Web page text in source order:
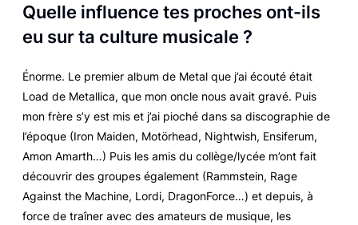
Quelle influence tes proches ont-ils
eu sur ta culture musicale ?
Énorme. Le premier album de Metal que j’ai écouté était
Load de Metallica, que mon oncle nous avait gravé. Puis
mon frère s’y est mis et j’ai pioché dans sa discographie de
l’époque (Iron Maiden, Motörhead, Nightwish, Ensiferum,
Amon Amarth…) Puis les amis du collège/lycée m’ont fait
découvrir des groupes également (Rammstein, Rage
Against the Machine, Lordi, DragonForce…) et depuis, à
force de traîner avec des amateurs de musique, les